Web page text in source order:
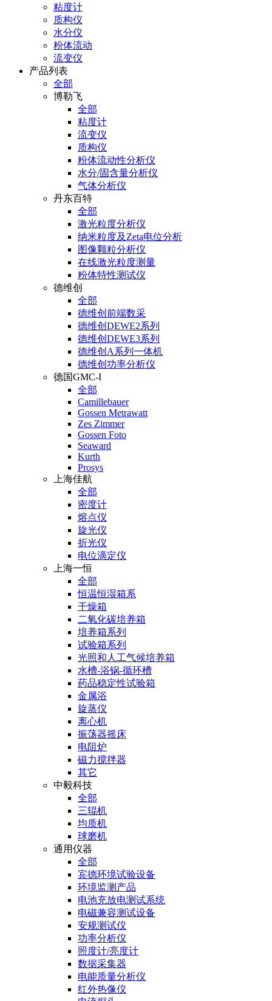
粘度计
质构仪
水分仪
粉体流动
流变仪
产品列表
全部
博勒飞
全部
粘度计
流变仪
质构仪
粉体流动性分析仪
水分/固含量分析仪
气体分析仪
丹东百特
全部
激光粒度分析仪
纳米粒度及Zeta电位分析
图像颗粒分析仪
在线激光粒度测量
粉体特性测试仪
德维创
全部
德维创前端数采
德维创DEWE2系列
德维创DEWE3系列
德维创A系列一体机
德维创功率分析仪
德国GMC-I
全部
Camillebauer
Gossen Metrawatt
Zes Zimmer
Gossen Foto
Seaward
Kurth
Prosys
上海佳航
全部
密度计
熔点仪
旋光仪
折光仪
电位滴定仪
上海一恒
全部
恒温恒湿箱系
干燥箱
二氧化碳培养箱
培养箱系列
试验箱系列
光照和人工气候培养箱
水槽-浴锅-循环槽
药品稳定性试验箱
金属浴
旋蒸仪
离心机
振荡器摇床
电阻炉
磁力搅拌器
其它
中毅科技
全部
三辊机
均质机
球磨机
通用仪器
全部
宾德环境试验设备
环境监测产品
电池充放电测试系统
电磁兼容测试设备
安规测试仪
功率分析仪
照度计/亮度计
数据采集器
电能质量分析仪
红外热像仪